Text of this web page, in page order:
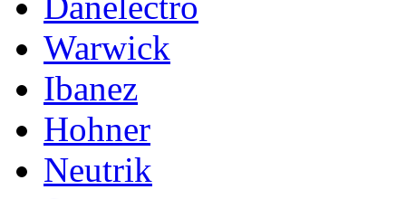
Warwick
Ibanez
Hohner
Neutrik